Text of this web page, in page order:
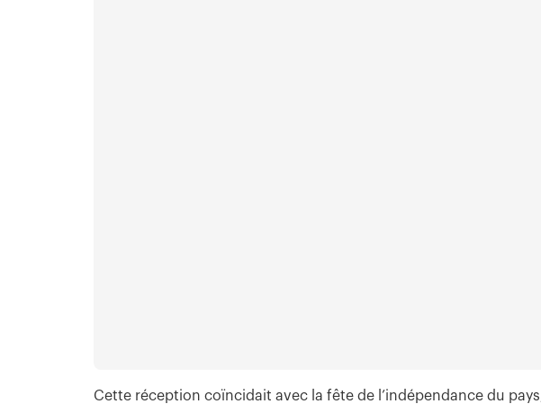
Cette réception coïncidait avec la fête de l’indépendance du